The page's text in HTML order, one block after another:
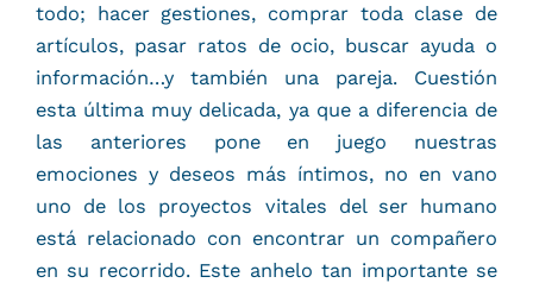
todo; hacer gestiones, comprar toda clase de
artículos, pasar ratos de ocio, buscar ayuda o
información…y también una pareja. Cuestión
esta última muy delicada, ya que a diferencia de
las anteriores pone en juego nuestras
emociones y deseos más íntimos, no en vano
uno de los proyectos vitales del ser humano
está relacionado con encontrar un compañero
en su recorrido. Este anhelo tan importante se